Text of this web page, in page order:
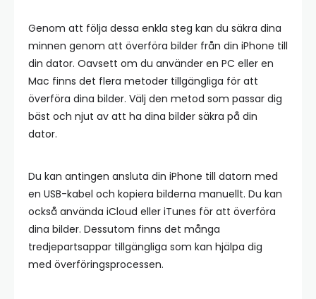
Genom att följa dessa enkla steg kan du säkra dina
minnen genom att överföra bilder från din iPhone till
din dator. Oavsett om du använder en PC eller en
Mac finns det flera metoder tillgängliga för att
överföra dina bilder. Välj den metod som passar dig
bäst och njut av att ha dina bilder säkra på din
dator.
Du kan antingen ansluta din iPhone till datorn med
en USB-kabel och kopiera bilderna manuellt. Du kan
också använda iCloud eller iTunes för att överföra
dina bilder. Dessutom finns det många
tredjepartsappar tillgängliga som kan hjälpa dig
med överföringsprocessen.